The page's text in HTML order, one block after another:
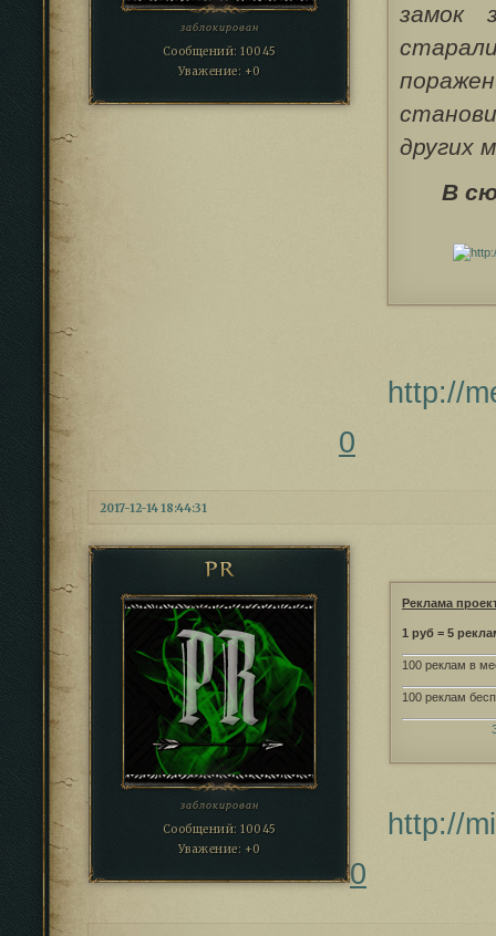
заблокирован
Сообщений: 10045
Уважение: +0
замок
других
В
http://
0
2017-12-14 18:44:31
PR
заблокирован
Сообщений: 10045
Уважение: +0
Реклама
1 руб = 5
100 реклам в
100 реклам
http://
0